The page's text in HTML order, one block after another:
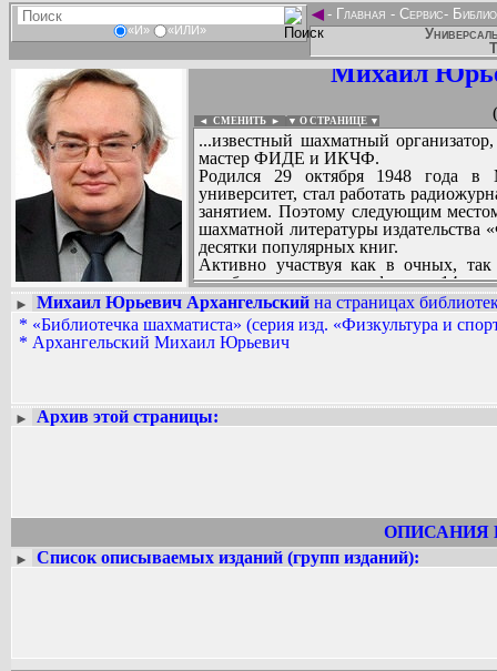
«И» «ИЛИ»
◄- Главная - Сервис-
Михаил
◄ СМЕНИТЬ ► ▼ О СТРАНИЦЕ ▼
...известный шахматный
мастер ФИДЕ и ИКЧФ.
Родился 29 октября 1948 года в
университет, стал работать
занятием. Поэтому следующим
шахматной литературы издательства
десятки популярных книг.
Активно участвуя как в очных,
серебряную медаль в финале 14-го
второй половине 80-х годов был
СССР, в 90-е годы работал в
Михаил Юрьевич работает в штате
Архангельский из тех
успешно занимается организацией и
других мероприятий для
Вадим Ершов...
...
► Михаил Юрьевич Архангельский на страницах
* «Библиотечка шахматиста» (серия изд. «Физкультура и
* Архангельский Михаил Юрьевич
► Архив этой страницы:
ОПИСАНИЯ
► Список описываемых изданий (групп изданий):